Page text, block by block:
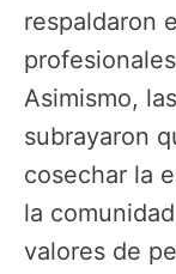
respaldaron
Asimismo,
subrayaron
cosechar la
la
valores de